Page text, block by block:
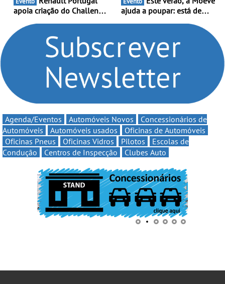
apoia criação do Challenge
compromisso com o
automobilismo nacional
continua em 2026
ajuda a poupar: está de
Volta” com descontos de
Agenda/Eventos Automóveis Novos
Concessionários de
Automóveis
Automóveis usados
Oficinas de Automóveis
Oficinas Pneus
Oficinas Vidros Pilotos
Escolas de
Condução
Centros de Inspecção Clubes Auto